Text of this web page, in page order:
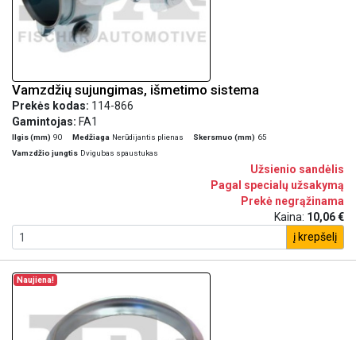
Vamzdžių sujungimas, išmetimo sistema
Prekės kodas: 114-866
Gamintojas: FA1
Ilgis (mm) 90 Medžiaga Nerūdijantis plienas Skersmuo (mm) 65
Vamzdžio jungtis Dvigubas spaustukas
Užsienio sandėlis
Pagal specialų užsakymą
Prekė negrąžinama
Kaina: 10,06 €
į krepšelį
Naujiena!